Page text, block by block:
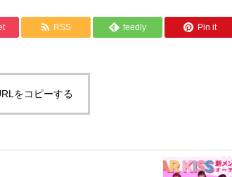
RSS feedly Pin it
をコピーする